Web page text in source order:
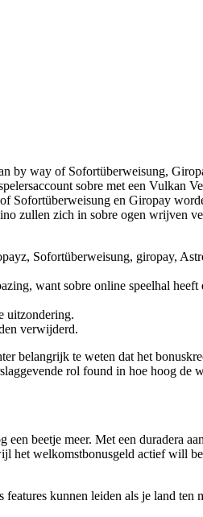
by way of Sofortüberweisung,
sobre met een Vulkan
Sofortüberweisung en Giropay
zullen zich in sobre ogen wrijven
Sofortüberweisung, giropay,
want sobre online speelhal
uitzondering.
verwijderd.
belangrijk te weten dat het
rol found in hoe hoog de
beetje meer. Met een duradera
het welkomstbonusgeld actief will
kunnen leiden als je land ten